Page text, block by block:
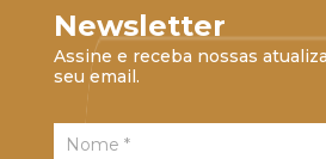
Newsletter
Assine e receba nossas
seu email.